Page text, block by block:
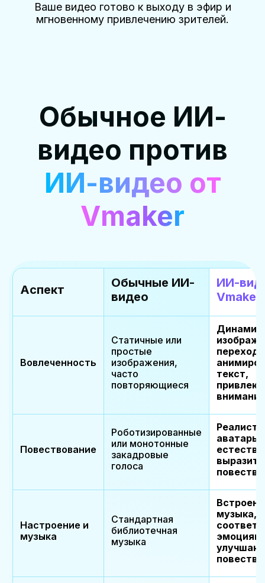
Ваше видео готово к выходу в эфир и
мгновенному привлечению зрителей.
Обычное ИИ-
видео против
ИИ-видео от
Vmaker
Аспект
Обычные ИИ-
видео
ИИ-
Vmaker
Вовлеченность
Статичные или
простые
изображения,
часто
повторяющиеся
текст,
внимание
Повествование
Роботизированные
или монотонные
закадровые
голоса
аватары
Настроение и
музыка
Стандартная
библиотечная
музыка
музыка,
эмоциям,